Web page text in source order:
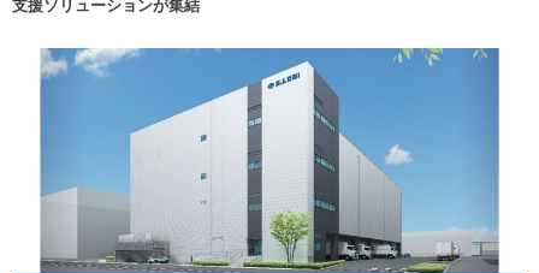
支援ソリューションが集結